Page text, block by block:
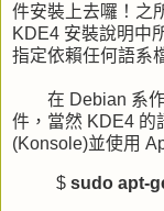
件安裝上去囉！之
KDE4 安裝說明中
指定依賴任何語系
在 Debian 系作
件，當然 KDE4 的
(Konsole)並使用
$ sudo apt-